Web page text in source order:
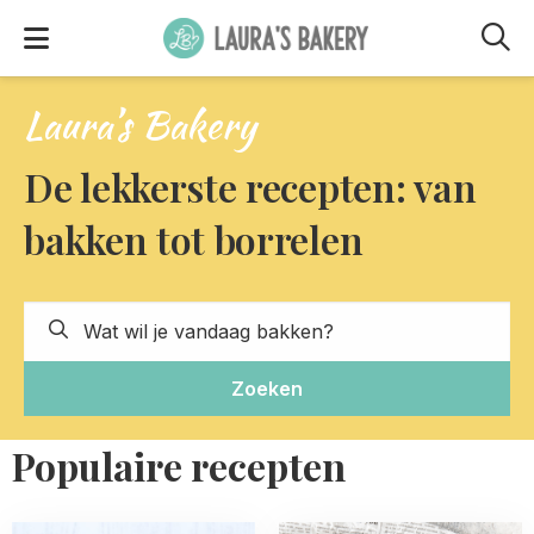
Laura’s Bakery
De lekkerste recepten: van
bakken tot borrelen
Zoeken
Populaire recepten